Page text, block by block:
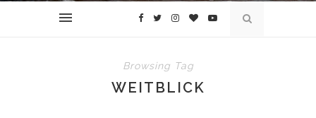
Browsing Tag
WEITBLICK